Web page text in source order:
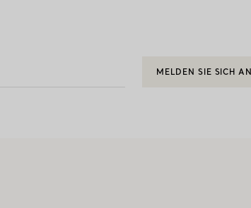
MELDEN SIE SICH AN